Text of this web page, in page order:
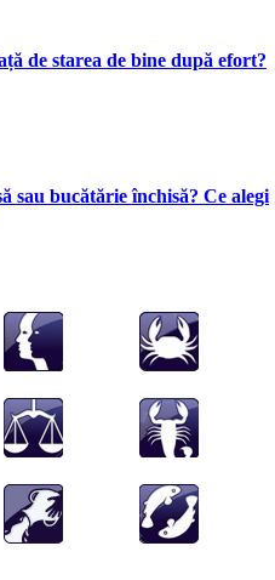
de starea de bine după efort?
sau bucătărie închisă? Ce alegi